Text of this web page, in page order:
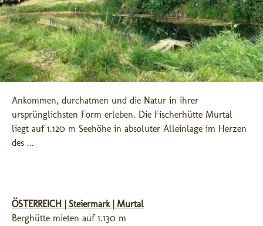
Ankommen, durchatmen und die Natur in ihrer
ursprünglichsten Form erleben. Die Fischerhütte Murtal
liegt auf 1.120 m Seehöhe in absoluter Alleinlage im Herzen
des ...
ÖSTERREICH | Steiermark | Murtal
Berghütte mieten auf 1.130 m